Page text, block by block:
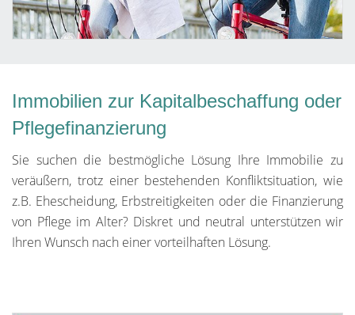
Immobilien zur Kapitalbeschaffung oder
Pflegefinanzierung
Sie suchen die bestmögliche Lösung Ihre Immobilie zu
veräußern, trotz einer bestehenden Konfliktsituation, wie
z.B. Ehescheidung, Erbstreitigkeiten oder die Finanzierung
von Pflege im Alter? Diskret und neutral unterstützen wir
Ihren Wunsch nach einer vorteilhaften Lösung.